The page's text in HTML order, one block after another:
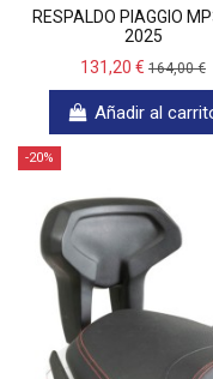
RESPALDO PIAGGIO
2025
131,20 € 164,00 €
Añadir al
-20%